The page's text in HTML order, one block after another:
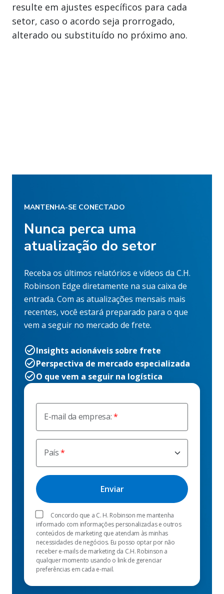
resulte em ajustes específicos para cada
setor, caso o acordo seja prorrogado,
alterado ou substituído no próximo ano.
E-mail da empresa:
País
Concordo que a C. H. Robinson me mantenha
informado com informações personalizadas e outros
conteúdos de marketing que atendam às minhas
necessidades de negócios. Eu posso optar por não
receber e-mails de marketing da C.H. Robinson a
qualquer momento usando o link de gerenciar
preferências em cada e-mail.
MANTENHA-SE CONECTADO
Nunca perca uma
atualização do setor
Receba os últimos relatórios e vídeos da C.H.
Robinson Edge diretamente na sua caixa de
entrada. Com as atualizações mensais mais
recentes, você estará preparado para o que
vem a seguir no mercado de frete.
Insights acionáveis sobre frete
Perspectiva de mercado especializada
O que vem a seguir na logística